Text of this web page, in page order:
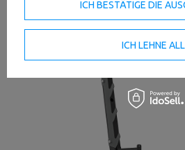
ICH BESTÄTIGE DIE
ICH LEHNE